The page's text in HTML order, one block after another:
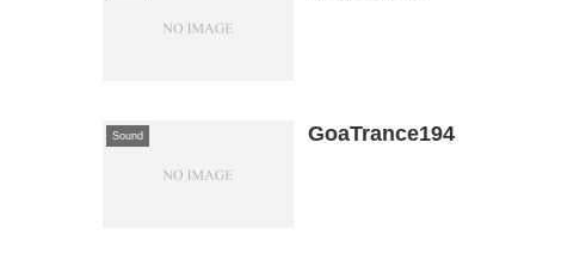
Sound GoaTrance194